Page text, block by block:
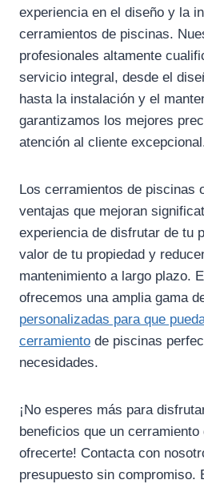
experiencia en el diseño y la
cerramientos de piscinas.
profesionales altamente
servicio integral, desde el
hasta la instalación y el
garantizamos los mejores
atención al cliente
Los cerramientos de piscinas
ventajas que mejoran
experiencia de disfrutar de tu
valor de tu propiedad y
mantenimiento a largo plazo.
ofrecemos una amplia gama
personalizadas para que
cerramiento de piscinas
necesidades.
¡No esperes más para
beneficios que un
ofrecerte! Contacta con
presupuesto sin compromiso.